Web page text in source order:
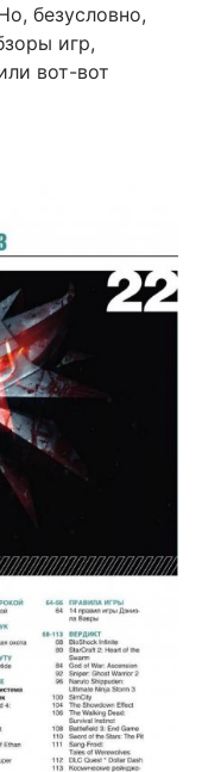
безусловно,
игр,
вот-вот